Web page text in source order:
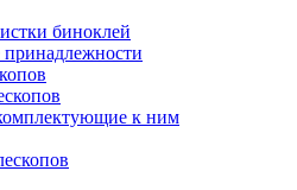
биноклей
к ним